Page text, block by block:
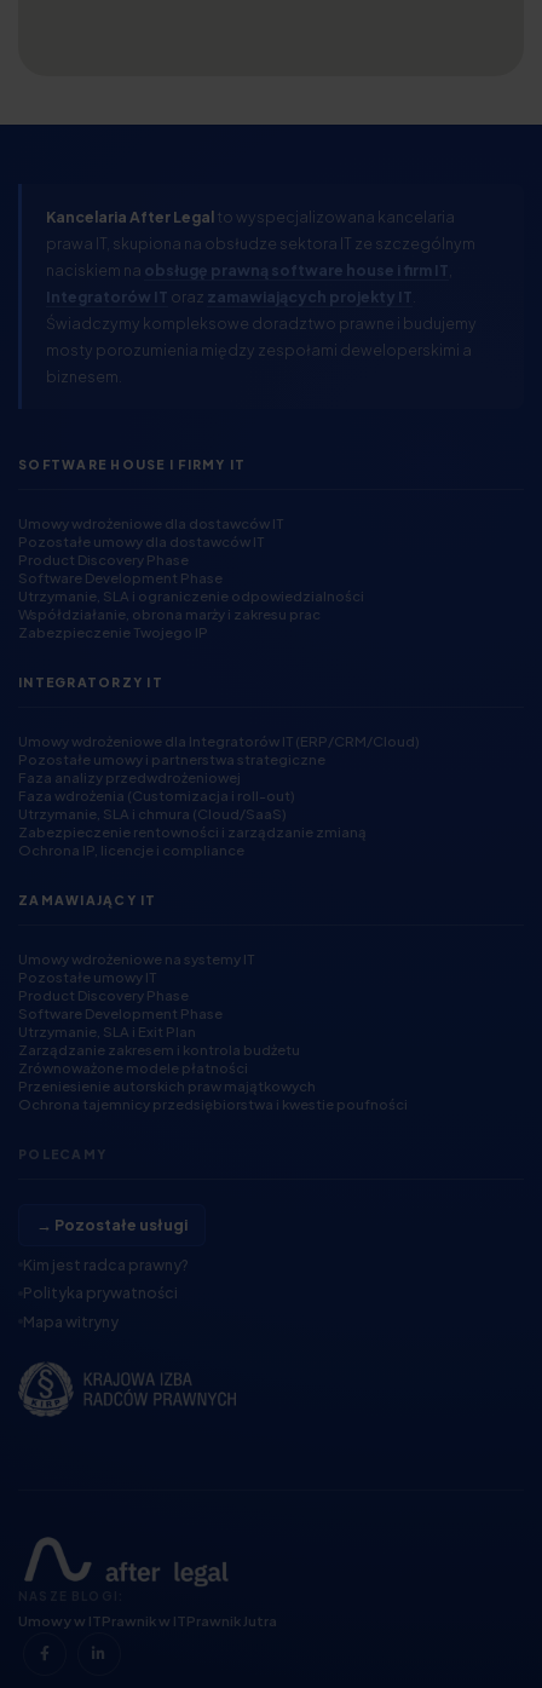
Kancelaria After Legalto wyspecjalizowana kancelaria
prawa IT, skupiona na obsłudze sektora IT ze szczególnym
naciskiem na obsługę prawną software house i firm IT
Integratorów IT oraz zamawiających projekty IT
Świadczymy kompleksowe doradztwo prawne i budujemy
mosty porozumienia między zespołami deweloperskimi a
biznesem.
SOFTWARE HOUSE I FIRMY IT
Umowy wdrożeniowe dla dostawców IT
Pozostałe umowy dla dostawców IT
Product Discovery Phase
Software Development Phase
Utrzymanie, SLA i ograniczenie odpowiedzialności
Współdziałanie, obrona marży i zakresu prac
Zabezpieczenie Twojego IP
INTEGRATORZY IT
Umowy wdrożeniowe dla Integratorów IT (ERP/CRM/Cloud)
Pozostałe umowy i partnerstwa strategiczne
Faza analizy przedwdrożeniowej
Faza wdrożenia (Customizacja i roll-out)
Utrzymanie, SLA i chmura (Cloud/SaaS)
Zabezpieczenie rentowności i zarządzanie zmianą
Ochrona IP, licencje i compliance
ZAMAWIAJĄCY IT
Umowy wdrożeniowe na systemy IT
Pozostałe umowy IT
Product Discovery Phase
Software Development Phase
Utrzymanie, SLA i Exit Plan
Zarządzanie zakresem i kontrola budżetu
Zrównoważone modele płatności
Przeniesienie autorskich praw majątkowych
Ochrona tajemnicy przedsiębiorstwa i kwestie poufności
POLECAMY
→ Pozostałe usługi
Kim jest radca prawny?
Polityka prywatności
Mapa witryny
Umowy w ITPrawnik w ITPrawnik Jutra